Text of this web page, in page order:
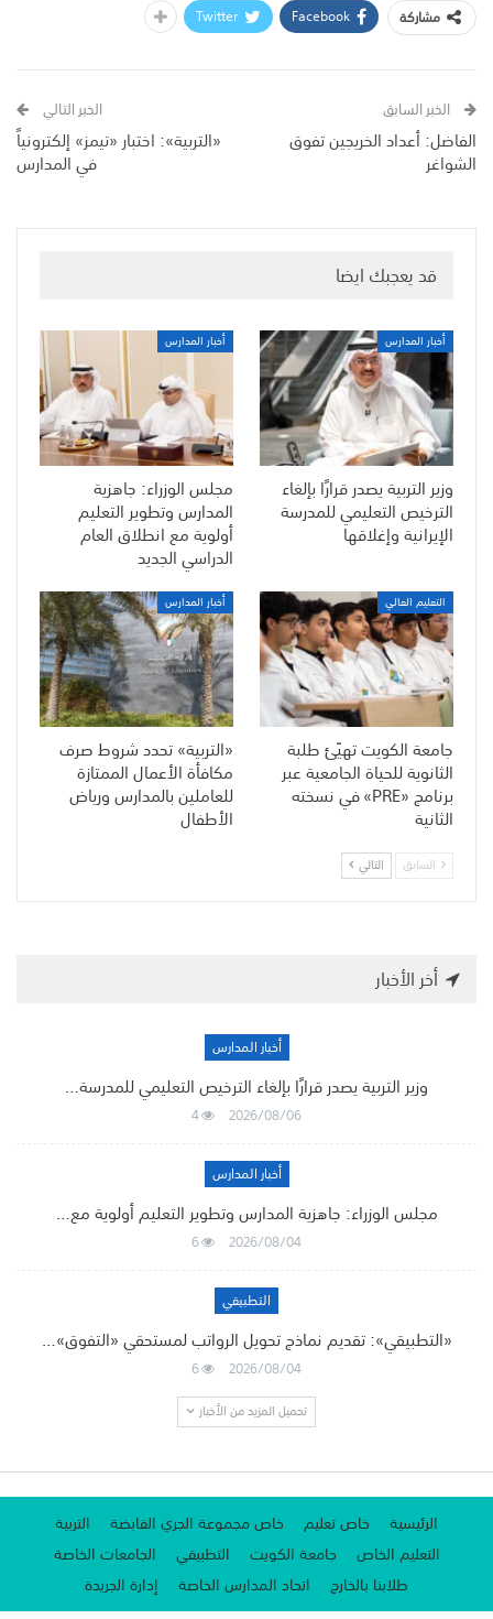
مشاركة
Facebook
Twitter
الخبر السابق
الفاضل: أعداد الخريجين تفوق
الشواغر
الخبر التالي
«التربية»: اختبار «تيمز» إلكترونياً
في المدارس
قد يعجبك ايضا
أخبار المدارس
وزير التربية يصدر قرارًا بإلغاء
الترخيص التعليمي للمدرسة
الإيرانية وإغلاقها
أخبار المدارس
مجلس الوزراء: جاهزية
المدارس وتطوير التعليم
أولوية مع انطلاق العام
الدراسي الجديد
التعليم العالي
جامعة الكويت تهيّئ طلبة
الثانوية للحياة الجامعية عبر
برنامج «PRE» في نسخته
الثانية
أخبار المدارس
«التربية» تحدد شروط صرف
مكافأة الأعمال الممتازة
للعاملين بالمدارس ورياض
الأطفال
السابق التالي
أخر الأخبار
أخبار المدارس
وزير التربية يصدر قرارًا بإلغاء الترخيص التعليمي للمدرسة…
2026/08/06
4
أخبار المدارس
مجلس الوزراء: جاهزية المدارس وتطوير التعليم أولوية مع…
2026/08/04
6
التطبيقي
«التطبيقي»: تقديم نماذج تحويل الرواتب لمستحقي «التفوق»…
2026/08/04
6
تحميل المزيد من الأخبار
الرئيسية خاص تعليم خاص مجموعة الجري القابضة
التربية
التعليم الخاص
جامعة الكويت التطبيقي
الجامعات الخاصة
طلابنا بالخارج
اتحاد المدارس الخاصة إدارة الجريدة